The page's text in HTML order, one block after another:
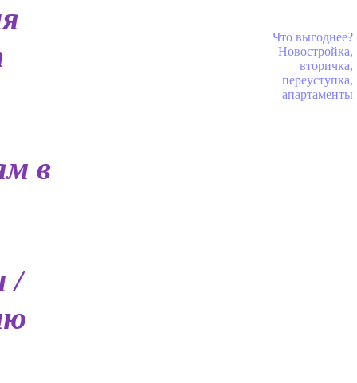
Что выгоднее?
Новостройка,
вторичка,
переуступка,
апартаменты
в
/